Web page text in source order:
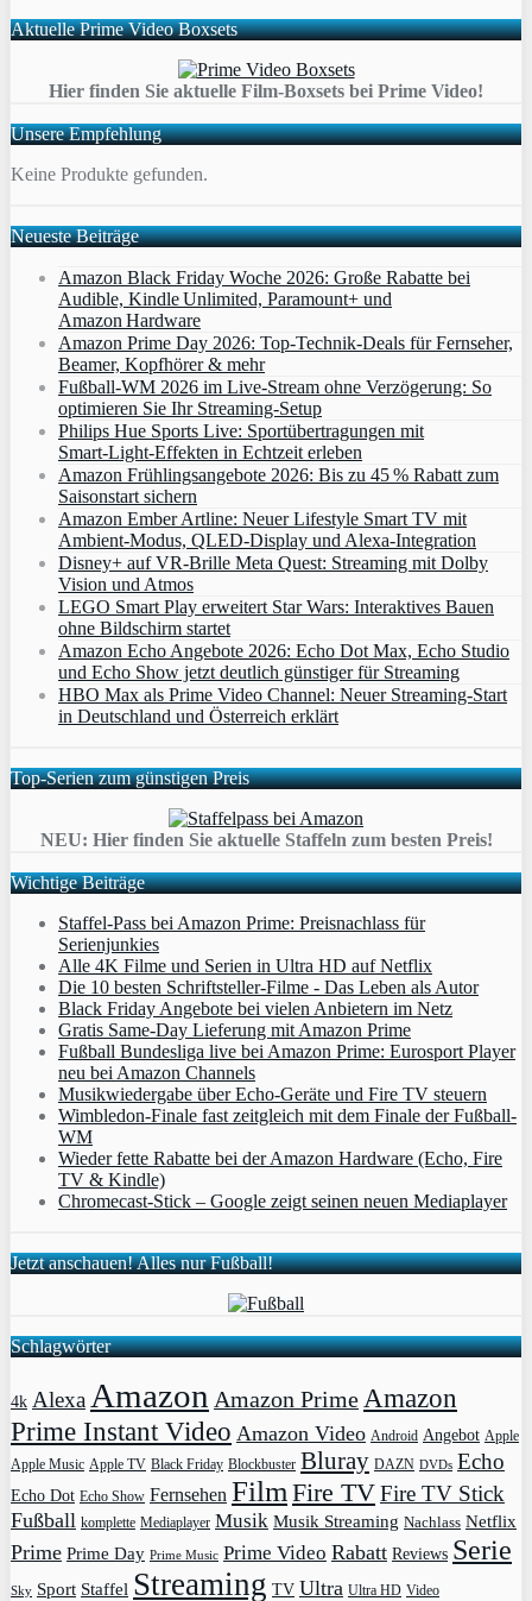
Aktuelle Prime Video Boxsets
Hier finden Sie aktuelle Film-Boxsets bei Prime Video!
Unsere Empfehlung
Keine Produkte gefunden.
Neueste Beiträge
Amazon Black Friday Woche 2026: Große Rabatte bei
Audible, Kindle Unlimited, Paramount+ und
Amazon Hardware
Amazon Prime Day 2026: Top-Technik-Deals für Fernseher,
Beamer, Kopfhörer & mehr
Fußball-WM 2026 im Live-Stream ohne Verzögerung: So
optimieren Sie Ihr Streaming-Setup
Philips Hue Sports Live: Sportübertragungen mit
Smart‑Light‑Effekten in Echtzeit erleben
Amazon Frühlingsangebote 2026: Bis zu 45 % Rabatt zum
Saisonstart sichern
Amazon Ember Artline: Neuer Lifestyle Smart TV mit
Ambient‑Modus, QLED‑Display und Alexa‑Integration
Disney+ auf VR-Brille Meta Quest: Streaming mit Dolby
Vision und Atmos
LEGO Smart Play erweitert Star Wars: Interaktives Bauen
ohne Bildschirm startet
Amazon Echo Angebote 2026: Echo Dot Max, Echo Studio
und Echo Show jetzt deutlich günstiger für Streaming
HBO Max als Prime Video Channel: Neuer Streaming‑Start
in Deutschland und Österreich erklärt
Top-Serien zum günstigen Preis
NEU: Hier finden Sie aktuelle Staffeln zum besten Preis!
Wichtige Beiträge
Staffel-Pass bei Amazon Prime: Preisnachlass für
Serienjunkies
Alle 4K Filme und Serien in Ultra HD auf Netflix
Die 10 besten Schriftsteller-Filme - Das Leben als Autor
Black Friday Angebote bei vielen Anbietern im Netz
Gratis Same-Day Lieferung mit Amazon Prime
Fußball Bundesliga live bei Amazon Prime: Eurosport Player
neu bei Amazon Channels
Musikwiedergabe über Echo-Geräte und Fire TV steuern
Wimbledon-Finale fast zeitgleich mit dem Finale der Fußball-
WM
Wieder fette Rabatte bei der Amazon Hardware (Echo, Fire
TV & Kindle)
Chromecast-Stick – Google zeigt seinen neuen Mediaplayer
Jetzt anschauen! Alles nur Fußball!
Schlagwörter
4k AlexaAmazon Amazon PrimeAmazon
Prime Instant Video Amazon Video Android Angebot Apple
Apple Music Apple TV Black Friday Blockbuster Bluray DAZN DVDs Echo
Echo Dot Echo Show Fernsehen FilmFire TVFire TV Stick
Fußball komplette Mediaplayer Musik Musik Streaming Nachlass Netflix
Prime Prime Day Prime Music Prime Video Rabatt Reviews Serie
Sky Sport Staffel Streaming TV Ultra Ultra HD Video